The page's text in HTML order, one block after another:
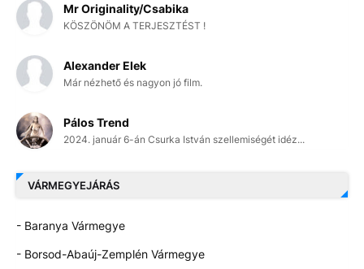
Mr Originality/Csabika
KÖSZÖNÖM A TERJESZTÉST !
Alexander Elek
Már nézhető és nagyon jó film.
Pálos Trend
2024. január 6-án Csurka István szellemiségét idéz...
VÁRMEGYEJÁRÁS
- Baranya Vármegye
- Borsod-Abaúj-Zemplén Vármegye